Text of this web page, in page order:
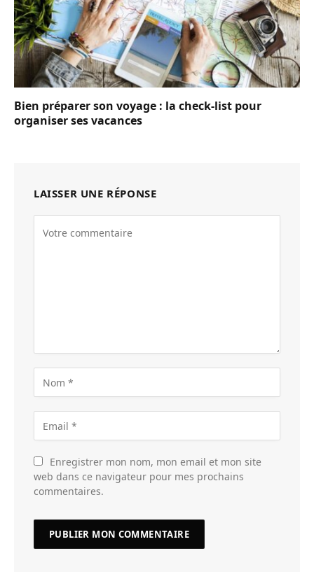
Bien préparer son voyage : la check-list pour
organiser ses vacances
LAISSER UNE RÉPONSE
Enregistrer mon nom, mon email et mon site
web dans ce navigateur pour mes prochains
commentaires.